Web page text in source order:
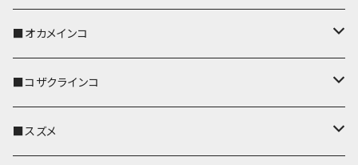
キーホルダー
パスケース
リール付きストラップ
キーカバー
キーホルダー
パスケース
■オカメインコ
キーカバー
キーホルダー
■コザクラインコ
キーカバー
■スズメ